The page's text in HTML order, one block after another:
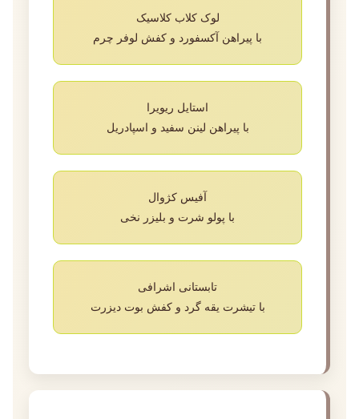
لوک کلاب کلاسیک
با پیراهن آکسفورد و کفش لوفر چرم
استایل ریویرا
با پیراهن لینن سفید و اسپادریل
آفیس کژوال
با پولو شرت و بلیزر نخی
تابستانی اشرافی
با تیشرت یقه گرد و کفش بوت دیزرت